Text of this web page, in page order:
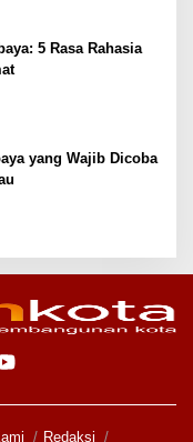
5 Rasa Rahasia
yang Wajib Dicoba
Redaksi